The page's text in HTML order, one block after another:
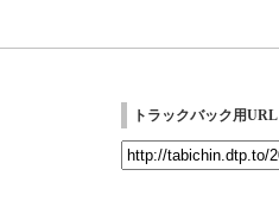
トラックバック用URL